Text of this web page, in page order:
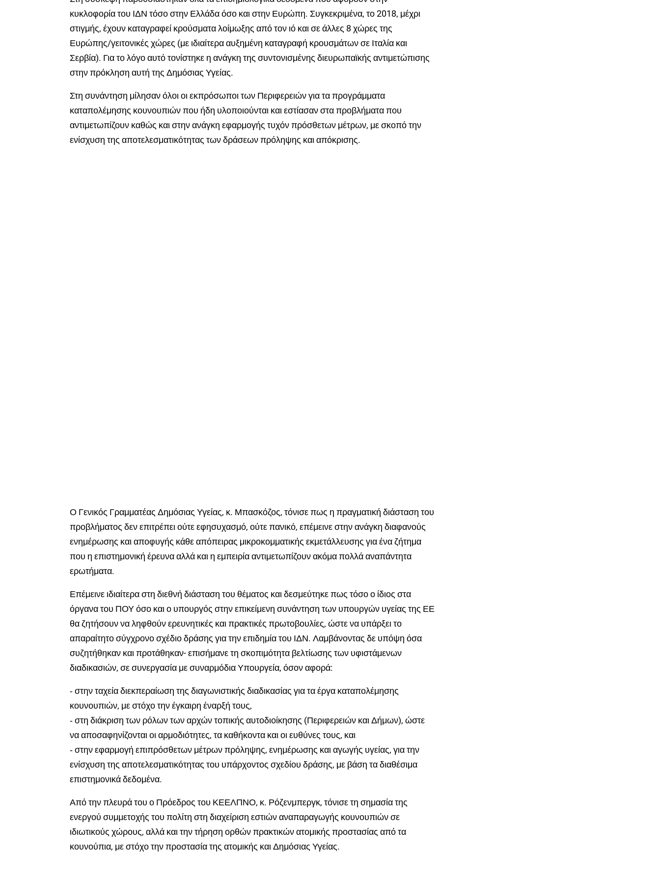
κυκλοφορία του ΙΔΝ τόσο στην Ελλάδα όσο και στην Ευρώπη. Συγκεκριμένα, το 2018, μέχρι
στιγμής, έχουν καταγραφεί κρούσματα λοίμωξης από τον ιό και σε άλλες 8 χώρες της
Ευρώπης/γειτονικές χώρες (με ιδιαίτερα αυξημένη καταγραφή κρουσμάτων σε Ιταλία και
Σερβία). Για το λόγο αυτό τονίστηκε η ανάγκη της συντονισμένης διευρωπαϊκής αντιμετώπισης
στην πρόκληση αυτή της Δημόσιας Υγείας.
Στη συνάντηση μίλησαν όλοι οι εκπρόσωποι των Περιφερειών για τα προγράμματα
καταπολέμησης κουνουπιών που ήδη υλοποιούνται και εστίασαν στα προβλήματα που
αντιμετωπίζουν καθώς και στην ανάγκη εφαρμογής τυχόν πρόσθετων μέτρων, με σκοπό την
ενίσχυση της αποτελεσματικότητας των δράσεων πρόληψης και απόκρισης.
Ο Γενικός Γραμματέας Δημόσιας Υγείας, κ. Μπασκόζος, τόνισε πως η πραγματική διάσταση του
προβλήματος δεν επιτρέπει ούτε εφησυχασμό, ούτε πανικό, επέμεινε στην ανάγκη διαφανούς
ενημέρωσης και αποφυγής κάθε απόπειρας μικροκομματικής εκμετάλλευσης για ένα ζήτημα
που η επιστημονική έρευνα αλλά και η εμπειρία αντιμετωπίζουν ακόμα πολλά αναπάντητα
ερωτήματα.
Επέμεινε ιδιαίτερα στη διεθνή διάσταση του θέματος και δεσμεύτηκε πως τόσο ο ίδιος στα
όργανα του ΠΟΥ όσο και ο υπουργός στην επικείμενη συνάντηση των υπουργών υγείας της ΕΕ
θα ζητήσουν να ληφθούν ερευνητικές και πρακτικές πρωτοβουλίες, ώστε να υπάρξει το
απαραίτητο σύγχρονο σχέδιο δράσης για την επιδημία του ΙΔΝ. Λαμβάνοντας δε υπόψη όσα
συζητήθηκαν και προτάθηκαν- επισήμανε τη σκοπιμότητα βελτίωσης των υφιστάμενων
διαδικασιών, σε συνεργασία με συναρμόδια Υπουργεία, όσον αφορά:
‐ στην ταχεία διεκπεραίωση της διαγωνιστικής διαδικασίας για τα έργα καταπολέμησης
κουνουπιών, με στόχο την έγκαιρη έναρξή τους,
‐ στη διάκριση των ρόλων των αρχών τοπικής αυτοδιοίκησης (Περιφερειών και Δήμων), ώστε
να αποσαφηνίζονται οι αρμοδιότητες, τα καθήκοντα και οι ευθύνες τους, και
‐ στην εφαρμογή επιπρόσθετων μέτρων πρόληψης, ενημέρωσης και αγωγής υγείας, για την
ενίσχυση της αποτελεσματικότητας του υπάρχοντος σχεδίου δράσης, με βάση τα διαθέσιμα
επιστημονικά δεδομένα.
Από την πλευρά του ο Πρόεδρος του ΚΕΕΛΠΝΟ, κ. Ρόζενμπεργκ, τόνισε τη σημασία της
ενεργού συμμετοχής του πολίτη στη διαχείριση εστιών αναπαραγωγής κουνουπιών σε
ιδιωτικούς χώρους, αλλά και την τήρηση ορθών πρακτικών ατομικής προστασίας από τα
κουνούπια, με στόχο την προστασία της ατομικής και Δημόσιας Υγείας.